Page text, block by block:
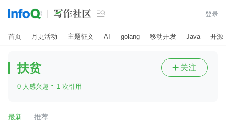
 登录
首页 月更活动 主题征文 AI golang 移动开发 Java 开源
扶贫
0 人感兴趣 · 1 次引用
 关注
最新 推荐